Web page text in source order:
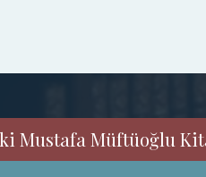
Mustafa Müftüoğlu